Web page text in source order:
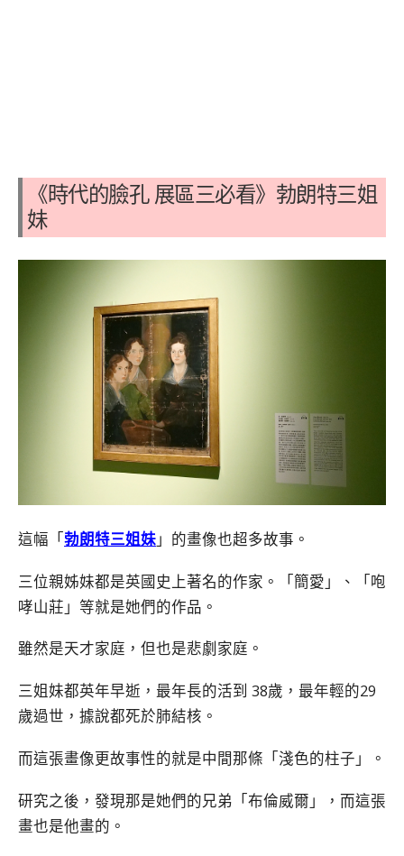
《時代的臉孔 展區三必看》勃朗特三姐
妹
這幅「勃朗特三姐妹」的畫像也超多故事。
三位親姊妹都是英國史上著名的作家。「簡愛」、「咆
哮山莊」等就是她們的作品。
雖然是天才家庭，但也是悲劇家庭。
三姐妹都英年早逝，最年長的活到 38歲，最年輕的29
歲過世，據說都死於肺結核。
而這張畫像更故事性的就是中間那條「淺色的柱子」。
研究之後，發現那是她們的兄弟「布倫威爾」，而這張
畫也是他畫的。